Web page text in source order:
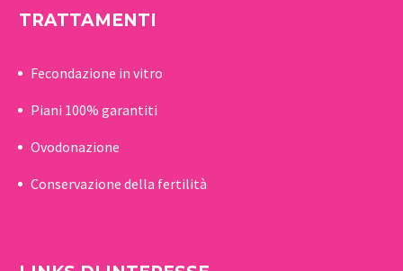
TRATTAMENTI
Fecondazione in vitro
Piani 100% garantiti
Ovodonazione
Conservazione della fertilità